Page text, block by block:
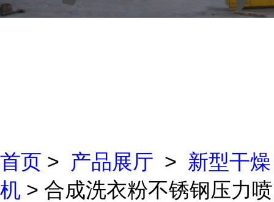
首页 > 产品展厅 > 新型干燥
机 > 合成洗衣粉不锈钢压力喷